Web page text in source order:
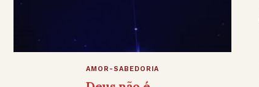
AMOR-SABEDORIA